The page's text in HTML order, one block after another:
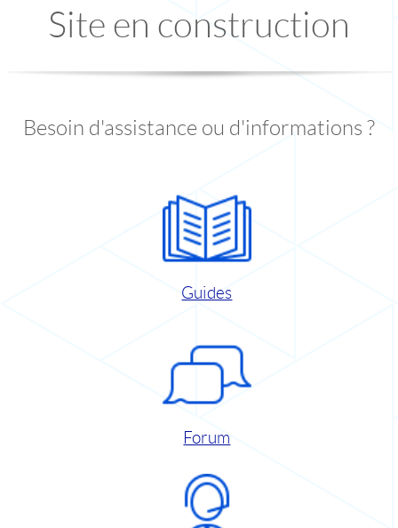
Site en construction
Besoin d'assistance ou d'informations ?
Guides
Forum